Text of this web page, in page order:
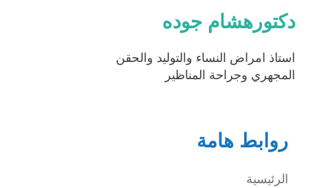
دكتورهشام جوده
استاذ امراض النساء والتوليد والحقن
المجهري وجراحة المناظير
روابط هامة
الرئيسية